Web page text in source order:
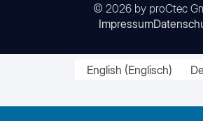
© 2026 by proCtec
Impressum
English (Englisch)